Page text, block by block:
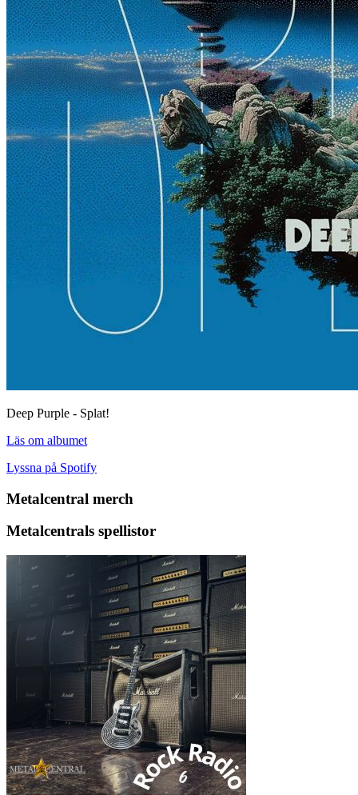
Deep Purple - Splat!
Läs om albumet
Lyssna på Spotify
Metalcentral merch
Metalcentrals spellistor